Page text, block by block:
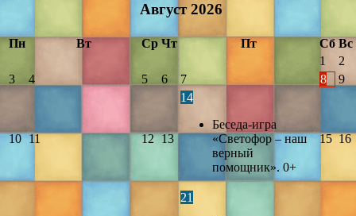
Август 2026
Пн Вт Ср Чт Пт Сб Вс
1
2
3
4 5 6 7 8 9
10 11 12 13
14
Беседа-игра
«Светофор – наш
верный
помощник». 0+
15 16
21